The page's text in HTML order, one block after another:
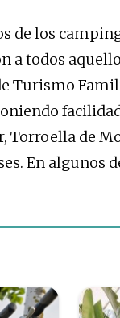
de los
a todos
Turismo
Torroella de
En